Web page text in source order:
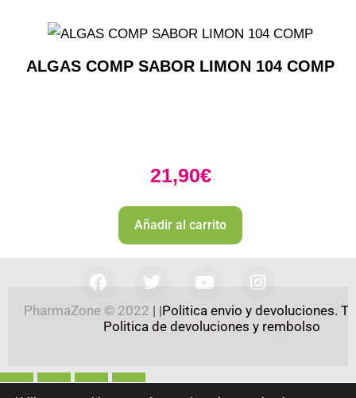
ALGAS COMP SABOR LIMON 104 COMP
21,90€
Añadir al carrito
PharmaZone © 2022 | |Politica envio y devoluciones.
Politica de devoluciones y rembolso